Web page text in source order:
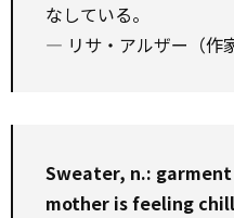
なしている。
― リサ・アルザー（作家
Sweater, n.:
mother is feeling